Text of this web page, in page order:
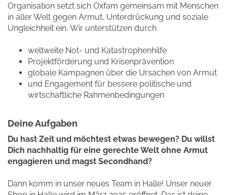
Organisation setzt sich Oxfam gemeinsam mit Menschen
in aller Welt gegen Armut, Unterdrückung und soziale
Ungleichheit ein. Wir unterstützen durch
weltweite Not- und Katastro­phen­hil­fe
Projekt­för­de­rung und Kri­sen­prä­ven­tion
globale Kampagnen über die Ursachen von Armut
und Engagement für bessere politi­sche und
wirtschaft­li­che Rahmen­be­din­gun­gen
Deine Aufgaben
Du hast Zeit und möchtest etwas bewegen? Du willst
Dich nachhaltig für eine gerechte Welt ohne Armut
engagieren und magst Secondhand?
Dann komm in unser neues Team in Halle! Unser neuer